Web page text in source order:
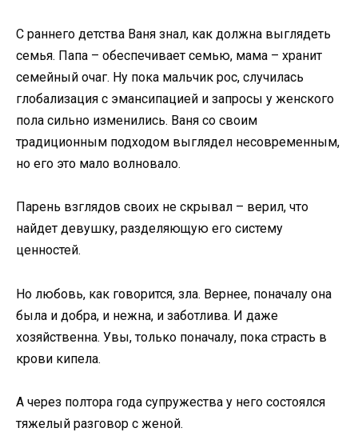
С раннего детства Ваня знал, как должна выглядеть
семья. Папа – обеспечивает семью, мама – хранит
семейный очаг. Ну пока мальчик рос, случилась
глобализация с эмансипацией и запросы у женского
пола сильно изменились. Ваня со своим
традиционным подходом выглядел несовременным,
но его это мало волновало.
Парень взглядов своих не скрывал – верил, что
найдет девушку, разделяющую его систему
ценностей.
Но любовь, как говорится, зла. Вернее, поначалу она
была и добра, и нежна, и заботлива. И даже
хозяйственна. Увы, только поначалу, пока страсть в
крови кипела.
А через полтора года супружества у него состоялся
тяжелый разговор с женой.